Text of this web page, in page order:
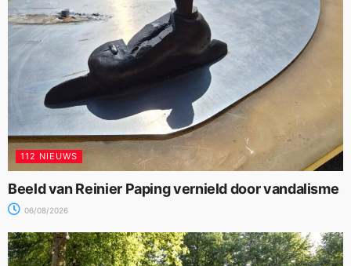
112 NIEUWS
Beeld van Reinier Paping vernield door vandalisme
06/08/2026